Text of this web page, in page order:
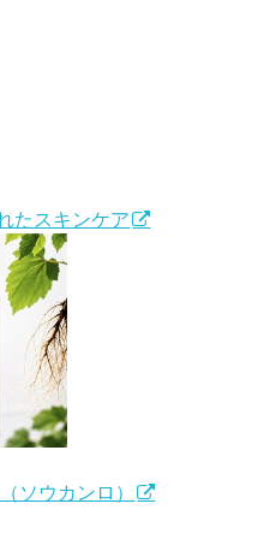
たスキンケア
ソウカンロ）